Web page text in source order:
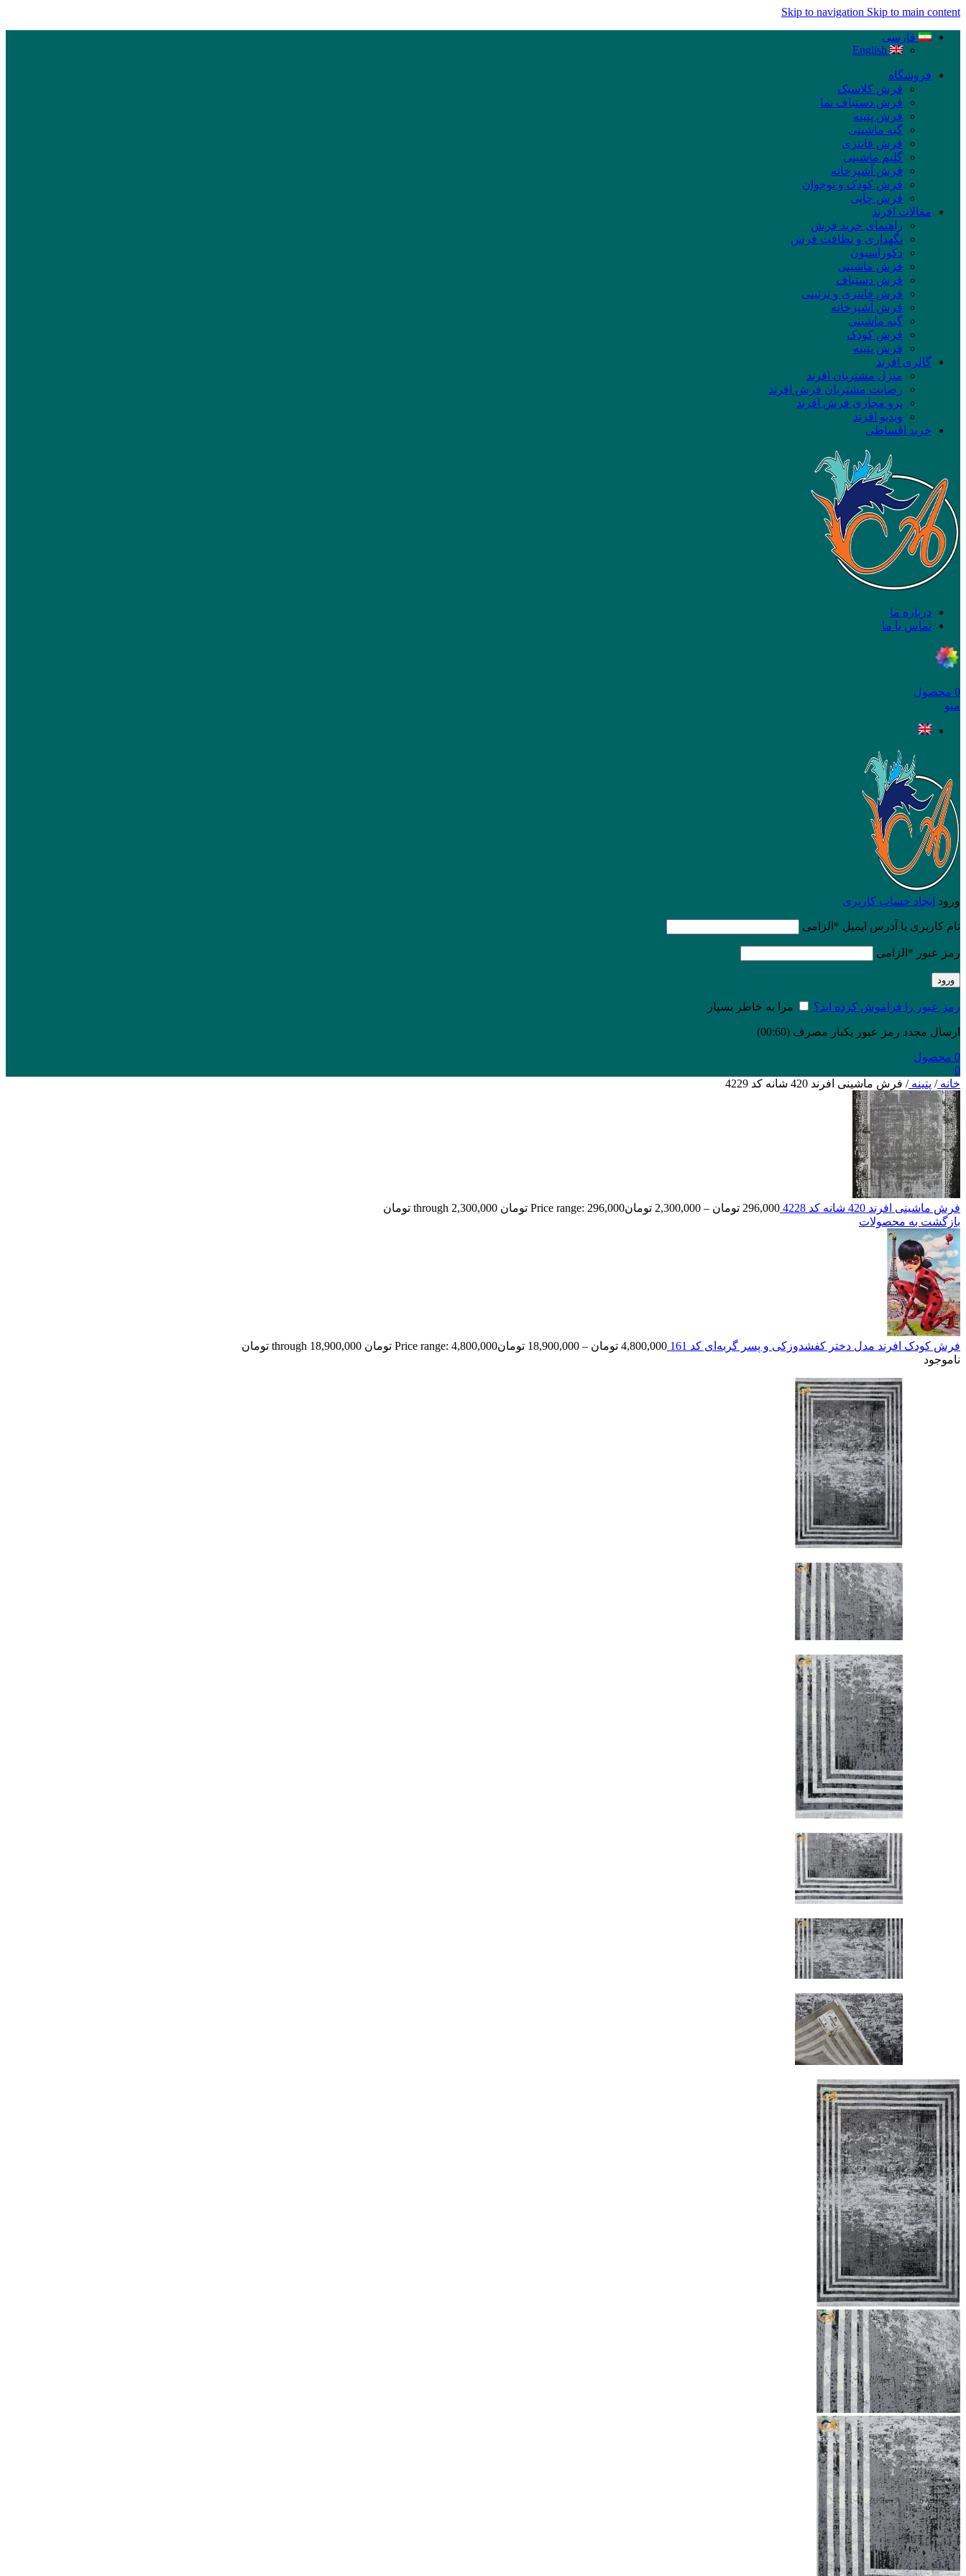
Skip to navigation Skip to main content
فارسی
English
فروشگاه
فرش کلاسیک
فرش دستباف نما
فرش پتینه
گبه ماشینی
فرش فانتزی
گلیم ماشینی
فرش آشپزخانه
فرش کودک و نوجوان
فرش چاپی
مقالات افرند
راهنمای خرید فرش
نگهداری و نظافت فرش
دکوراسیون
فرش ماشینی
فرش دستباف
فرش فانتزی و تزئینی
فرش آشپزخانه
گبه ماشینی
فرش کودک
فرش پتینه
گالری افرند
منزل مشتریان افرند
رضایت مشتریان فرش افرند
پرو مجازی فرش افرند
ویدیو افرند
خرید اقساطی
درباره ما
تماس با ما
0 محصول
منو
ورود ایجاد حساب کاربری
نام کاربری یا آدرس ایمیل * الزامی
رمز عبور * الزامی
ورود
رمز عبور را فراموش کرده اید؟ مرا به خاطر بسپار
ارسال مجدد رمز عبور یکبار مصرف (00:
60
)
0 محصول
0
خانه/ پتینه/ فرش ماشینی افرند 420 شانه کد 4229
فرش ماشینی افرند 420 شانه کد 4228 296,000 تومان –
2,300,000 تومانPrice range: 296,000 تومان through 2,300,000 تومان
بازگشت به محصولات
فرش کودک افرند مدل دختر کفشدوزکی و پسر گربه‌ای کد 161 4,800,000 تومان –
18,900,000 تومانPrice range: 4,800,000 تومان through 18,900,000 تومان
ناموجود